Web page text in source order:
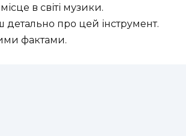
в світі музики.
про цей інструмент.
фактами.